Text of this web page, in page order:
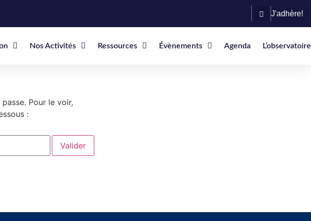
J'adhère!
Nos Activités Ressources Évènements Agenda L’observatoire
Pour le voir,
: